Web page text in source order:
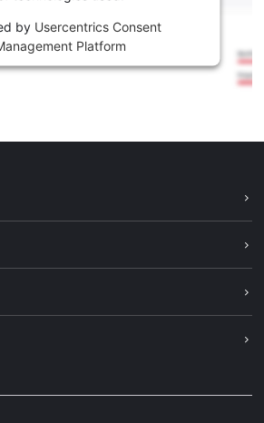
by Usercentrics Consent
Platform